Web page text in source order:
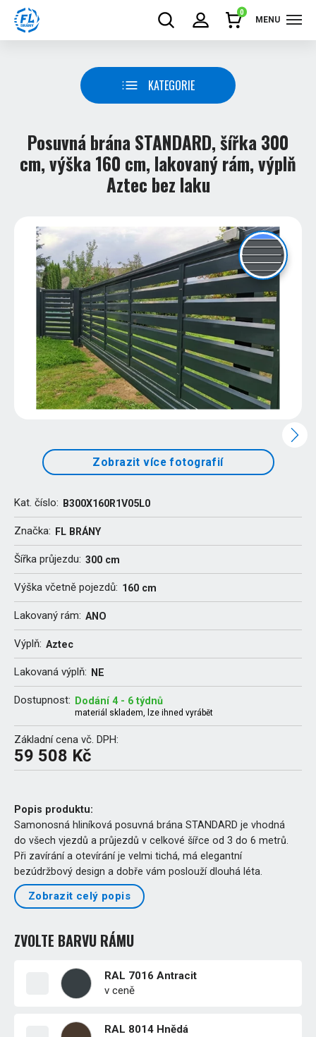
0
MENU
KATEGORIE
Posuvná brána STANDARD, šířka 300
cm, výška 160 cm, lakovaný rám, výplň
Aztec bez laku
Zobrazit více fotografií
Kat. číslo: B300X160R1V05L0
Značka: FL BRÁNY
Šířka průjezdu: 300 cm
Výška včetně pojezdů: 160 cm
Lakovaný rám: ANO
Výplň: Aztec
Lakovaná výplň: NE
Dostupnost: Dodání 4 - 6 týdnů
materiál skladem, lze ihned vyrábět
Základní cena vč. DPH:
59 508 Kč
Popis produktu:
Samonosná hliníková posuvná brána STANDARD je vhodná
do všech vjezdů a průjezdů v celkové šířce od 3 do 6 metrů.
Při zavírání a otevírání je velmi tichá, má elegantní
bezúdržbový design a dobře vám poslouží dlouhá léta.
Zobrazit celý popis
ZVOLTE BARVU RÁMU
RAL 7016 Antracit
v ceně
RAL 8014 Hnědá